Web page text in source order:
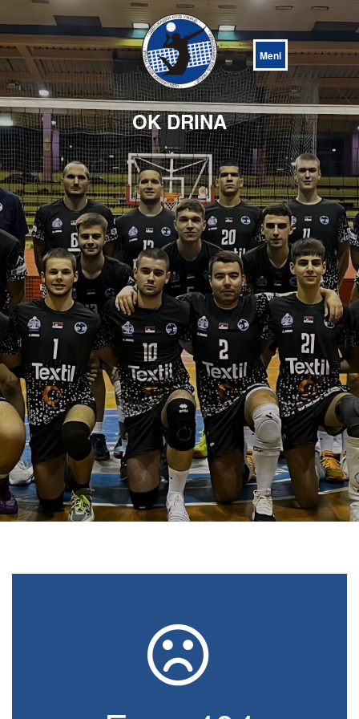
Open
Menu
OK DRINA